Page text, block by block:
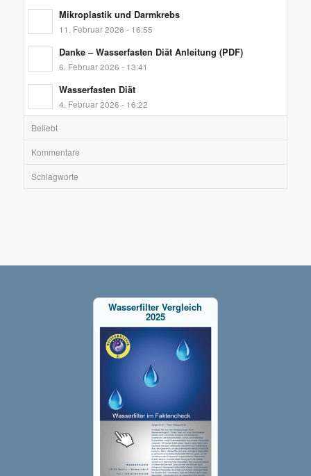
Mikroplastik und Darmkrebs
11. Februar 2026 - 16:55
Danke – Wasserfasten Diät Anleitung (PDF)
6. Februar 2026 - 13:41
Wasserfasten Diät
4. Februar 2026 - 16:22
Beliebt
Kommentare
Schlagworte
Wasserfilter Vergleich
2025